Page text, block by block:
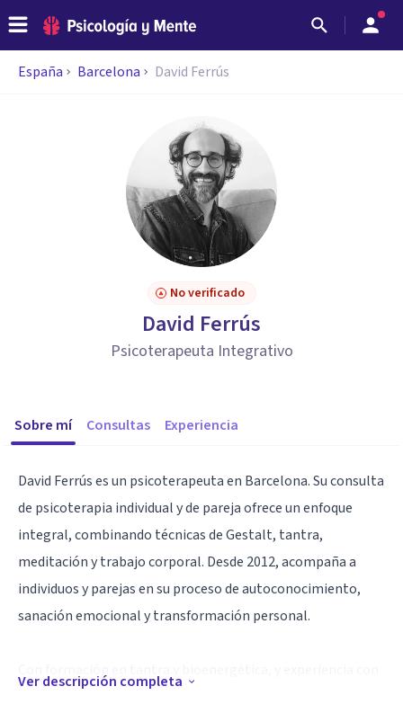
España Barcelona David Ferrús
No verificado
David Ferrús
Psicoterapeuta Integrativo
Sobre mí Consultas Experiencia
David Ferrús es un psicoterapeuta en Barcelona. Su consulta
de psicoterapia individual y de pareja ofrece un enfoque
integral, combinando técnicas de Gestalt, tantra,
meditación y trabajo corporal. Desde 2012, acompaña a
individuos y parejas en su proceso de autoconocimiento,
sanación emocional y transformación personal.
Ver descripción completa